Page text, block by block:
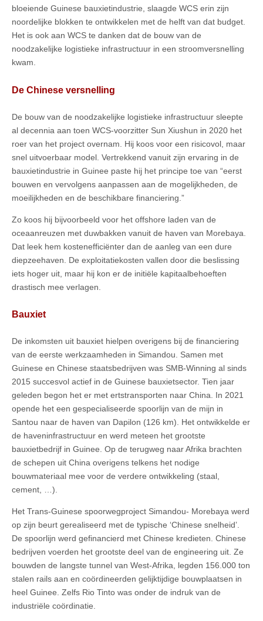
bloeiende Guinese bauxietindustrie, slaagde WCS erin zijn
noordelijke blokken te ontwikkelen met de helft van dat budget.
Het is ook aan WCS te danken dat de bouw van de
noodzakelijke logistieke infrastructuur in een stroomversnelling
kwam.
De Chinese versnelling
De bouw van de noodzakelijke logistieke infrastructuur sleepte
al decennia aan toen WCS-voorzitter Sun Xiushun in 2020 het
roer van het project overnam. Hij koos voor een risicovol, maar
snel uitvoerbaar model. Vertrekkend vanuit zijn ervaring in de
bauxietindustrie in Guinee paste hij het principe toe van “eerst
bouwen en vervolgens aanpassen aan de mogelijkheden, de
moeilijkheden en de beschikbare financiering.”
Zo koos hij bijvoorbeeld voor het offshore laden van de
oceaanreuzen met duwbakken vanuit de haven van Morebaya.
Dat leek hem kostenefficiënter dan de aanleg van een dure
diepzeehaven. De exploitatiekosten vallen door die beslissing
iets hoger uit, maar hij kon er de initiële kapitaalbehoeften
drastisch mee verlagen.
Bauxiet
De inkomsten uit bauxiet hielpen overigens bij de financiering
van de eerste werkzaamheden in Simandou. Samen met
Guinese en Chinese staatsbedrijven was SMB-Winning al sinds
2015 succesvol actief in de Guinese bauxietsector. Tien jaar
geleden begon het er met ertstransporten naar China. In 2021
opende het een gespecialiseerde spoorlijn van de mijn in
Santou naar de haven van Dapilon (126 km). Het ontwikkelde er
de haveninfrastructuur en werd meteen het grootste
bauxietbedrijf in Guinee. Op de terugweg naar Afrika brachten
de schepen uit China overigens telkens het nodige
bouwmateriaal mee voor de verdere ontwikkeling (staal,
cement, …).
Het Trans-Guinese spoorwegproject Simandou- Morebaya werd
op zijn beurt gerealiseerd met de typische ‘Chinese snelheid’.
De spoorlijn werd gefinancierd met Chinese kredieten. Chinese
bedrijven voerden het grootste deel van de engineering uit. Ze
bouwden de langste tunnel van West-Afrika, legden 156.000 ton
stalen rails aan en coördineerden gelijktijdige bouwplaatsen in
heel Guinee. Zelfs Rio Tinto was onder de indruk van de
industriële coördinatie.